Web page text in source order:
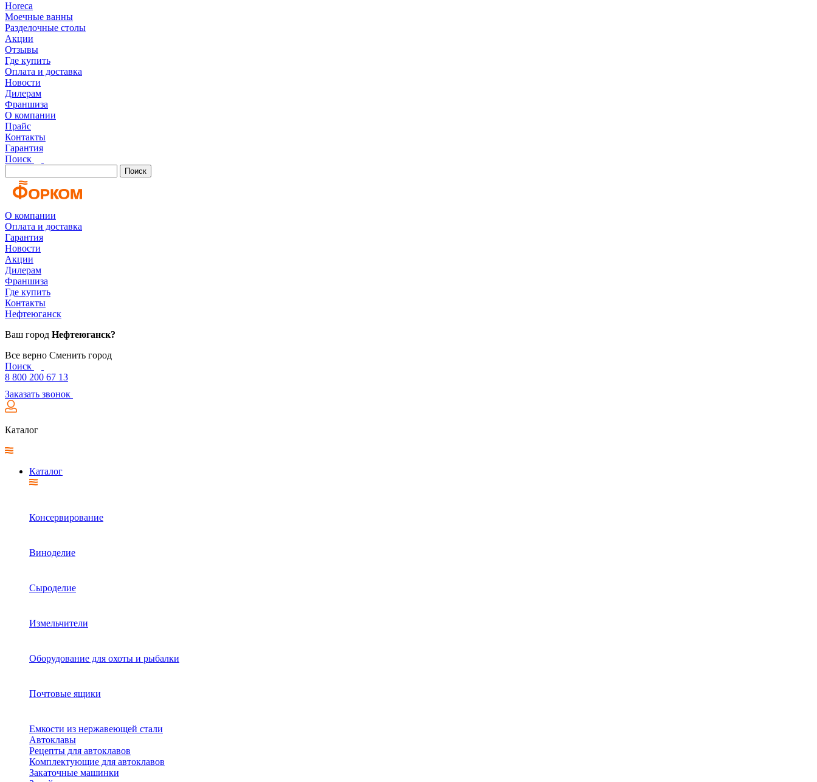
Horeca
Моечные ванны
Разделочные столы
Акции
Отзывы
Где купить
Оплата и доставка
Новости
Дилерам
Франшиза
О компании
Прайс
Контакты
Гарантия
Поиск
Поиск
О компании
Оплата и доставка
Гарантия
Новости
Акции
Дилерам
Франшиза
Где купить
Контакты
Нефтеюганск
Ваш город Нефтеюганск?
Все верно Сменить город
Поиск
8 800 200 67 13
Заказать звонок
Каталог
Каталог
Консервирование
Виноделие
Сыроделие
Измельчители
Оборудование для охоты и рыбалки
Почтовые ящики
Емкости из нержавеющей стали
Автоклавы
Рецепты для автоклавов
Комплектующие для автоклавов
Закаточные машинки